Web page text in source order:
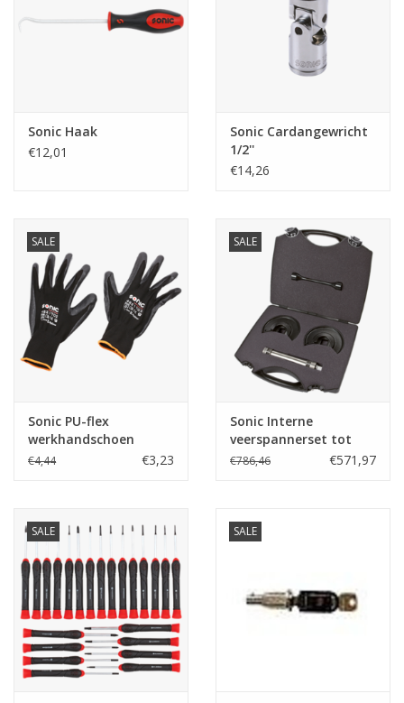
Sonic Haak
€12,01
Sonic Cardangewricht
1/2''
€14,26
SALE
Sonic PU-flex
werkhandschoen
zwart maat 9 (L)
€4,44 €3,23
SALE
Sonic Interne
veerspannerset tot
2500 kg.
€786,46 €571,97
SALE SALE